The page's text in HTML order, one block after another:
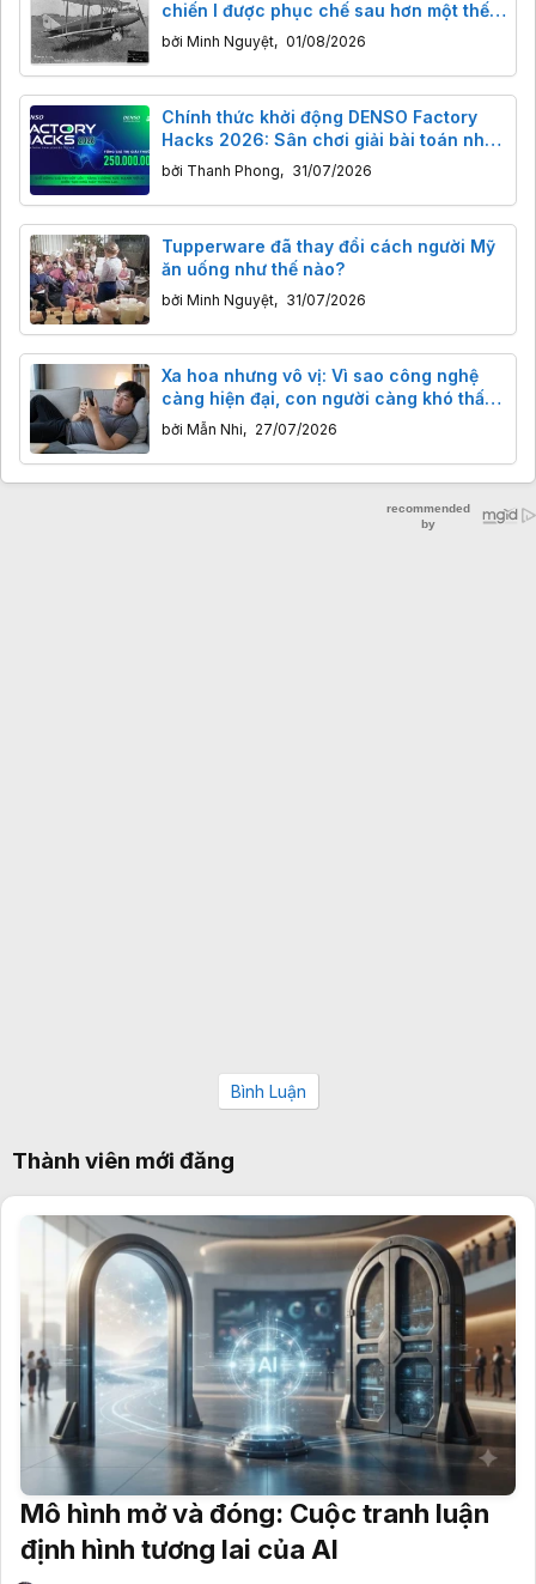
chiến I được phục chế sau hơn một thế
kỷ
bởi Minh Nguyệt, 01/08/2026
Chính thức khởi động DENSO Factory
Hacks 2026: Sân chơi giải bài toán nhà
máy thông minh cho giới trẻ Việt
bởi Thanh Phong, 31/07/2026
Tupperware đã thay đổi cách người Mỹ
ăn uống như thế nào?
bởi Minh Nguyệt, 31/07/2026
Xa hoa nhưng vô vị: Vì sao công nghệ
càng hiện đại, con người càng khó thấy
vui?
bởi Mẫn Nhi, 27/07/2026
Bình Luận
Thành viên mới đăng
Mô hình mở và đóng: Cuộc tranh luận
định hình tương lai của AI